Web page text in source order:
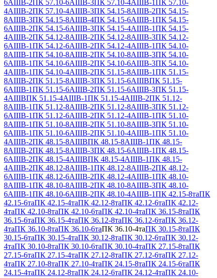
6АIIIВ-2 ПК 57.10-6АIIIВ-3 ПК 57.10-4АIIIВ-1
ПК 57.10-
4АIIIВ-2ПК 57.10-4АIIIВ-3ПК 54.15-8АIIIВ-2ПК 54.15-
8АIIIВ-3ПК 54.15-8АIIIВ-4ПК 54.15-6АIIIВ-1ПК 54.15-
6АIIIВ-2ПК 54.15-6АIIIВ-3ПК 54.15-4АIIIВ-1ПК 54.15-
4АIIIВ-2ПК 54.12-8АIIIВ-2ПК 54.12-8АIIIВ-3ПК 54.12-
6АIIIВ-1ПК 54.12-6АIIIВ-2ПК 54.12-4АIIIВ-1ПК 54.10-
8АIIIВ-1ПК 54.10-8АIIIВ-2ПК 54.10-8АIIIВ-3ПК 54.10-
6АIIIВ-1ПК 54.10-6АIIIВ-2ПК 54.10-6АIIIВ-3ПК 54.10-
4АIIIВ-1ПК 54.10-4АIIIВ-2ПК 51.15-8АIIIВ-1ПК 51.15-
8АIIIВ-2ПК 51.15-8АIIIВ-3ПК 51.15-6АIIIВПК 51.15-
6АIIIВ-1ПК 51.15-6АIIIВ-2ПК 51.15-6АIIIВ-3ПК 51.15-
4АIIIВПК 51.15-4АIIIВ-1ПК 51.15-4АIIIВ-2ПК 51.12-
8АIIIВ-1ПК 51.12-8АIIIВ-2ПК 51.12-8АIIIВ-3ПК 51.12-
6АIIIВ-1ПК 51.12-6АIIIВ-2ПК 51.12-4АIIIВ-1ПК 51.10-
8АIIIВ-1ПК 51.10-8АIIIВ-2ПК 51.10-8АIIIВ-3ПК 51.10-
6АIIIВ-1ПК 51.10-6АIIIВ-2ПК 51.10-4АIIIВ-1ПК 51.10-
4АIIIВ-2ПК 48.15-8АIIIВПК 48.15-8АIIIВ-1ПК 48.15-
8АIIIВ-2ПК 48.15-8АIIIВ-3ПК 48.15-6АIIIВ-1ПК 48.15-
6АIIIВ-2ПК 48.15-4АIIIВПК 48.15-4АIIIВ-1ПК 48.15-
4АIIIВ-2ПК 48.12-8АIIIВ-1ПК 48.12-8АIIIВ-2ПК 48.12-
6АIIIВ-1ПК 48.12-6АIIIВ-2ПК 48.12-4АIIIВ-1ПК 48.10-
8АIIIВ-1ПК 48.10-8АIIIВ-2ПК 48.10-8АIIIВ-3ПК 48.10-
6АIIIВ-1ПК 48.10-6АIIIВ-2ПК 48.10-4АIIIВ-1ПК 42.15-8таПК
42.15-6таПК 42.15-4таПК 42.12-8таПК 42.12-6таПК 42.12-
4таПК 42.10-8таПК 42.10-6таПК 42.10-4таПК 36.15-8таПК
36.15-6таПК 36.15-4таПК 36.12-8таПК 36.12-6таПК 36.12-
4таПК 36.10-8таПК 36.10-6таПК 36.10-4таПК 30.15-8таПК
30.15-6таПК 30.15-4таПК 30.12-8таПК 30.12-6таПК 30.12-
4таПК 30.10-8таПК 30.10-6таПК 30.10-4таПК 27.15-8таПК
27.15-6таПК 27.15-4таПК 27.12-8таПК 27.12-6таПК 27.12-
4таПК 27.10-8таПК 27.10-4таПК 24.15-8таПК 24.15-6таПК
24.15-4таПК 24.12-8таПК 24.12-6таПК 24.12-4таПК 24.10-